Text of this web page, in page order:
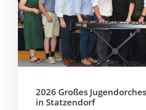
2026 Großes
in Statzendorf